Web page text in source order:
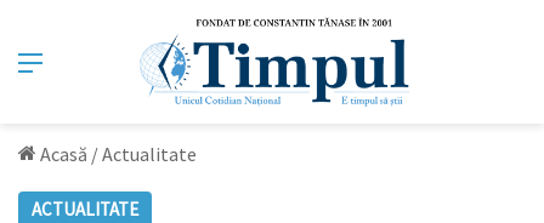
Meniu
Acasă /Actualitate
ACTUALITATE